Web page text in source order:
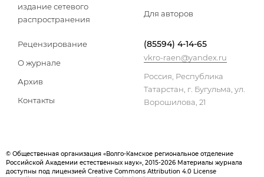
издание сетевого
распространения
Для авторов
Рецензирование
О журнале
Архив
Контакты
(85594) 4-14-65
vkro-raen@yandex.ru
Россия, Республика
Татарстан, г. Бугульма, ул.
Ворошилова, 21
© Общественная организация «Волго-Камское региональное отделение
Российской Академии естественных наук», 2015-2026 Материалы журнала
доступны под лицензией Creative Commons Attribution 4.0 License